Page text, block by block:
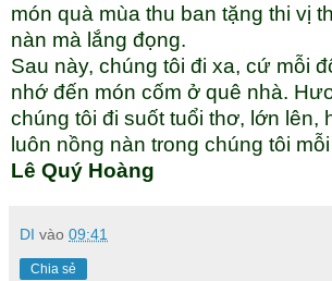
món quà mùa thu ban tặng thi vị
nàn mà lắng đọng.
Sau này, chúng tôi đi xa, cứ mỗi
nhớ đến món cốm ở quê nhà.
chúng tôi đi suốt tuổi thơ, lớn lên,
luôn nồng nàn trong chúng tôi
Lê Quý Hoàng
DI vào 09:41
Chia sẻ